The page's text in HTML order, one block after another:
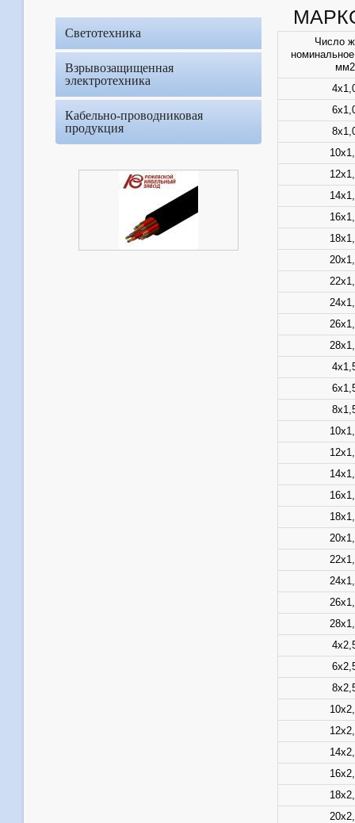
Светотехника
Взрывозащищенная
электротехника
Кабельно-проводниковая
продукция
Число
мм2